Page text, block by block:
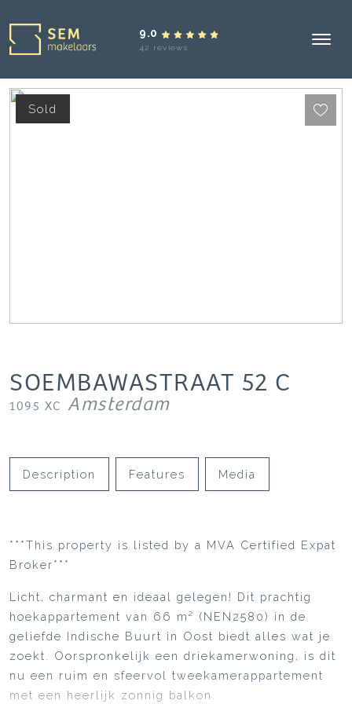
9.0
42 reviews
Sold
SOEMBAWASTRAAT 52 C
1095 XC Amsterdam
Description Features Media
***This property is listed by a MVA Certified Expat
Broker***
Licht, charmant en ideaal gelegen! Dit prachtig
hoekappartement van 66 m² (NEN2580) in de
geliefde Indische Buurt in Oost biedt alles wat je
zoekt. Oorspronkelijk een driekamerwoning, is dit
nu een ruim en sfeervol tweekamerappartement
met een heerlijk zonnig balkon.